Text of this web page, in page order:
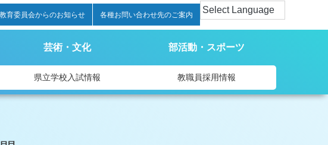
教育委員会からのお知らせ 各種お問い合わせ先のご案内
芸術・文化 部活動・スポーツ
県立学校入試情報 教職員採用情報